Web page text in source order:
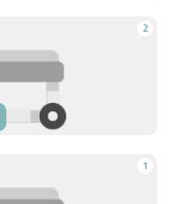
2
1